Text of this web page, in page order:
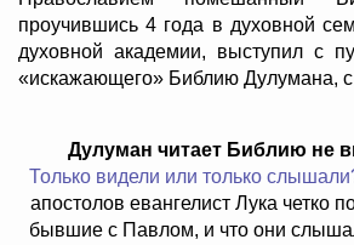
проучившись 4 года в духовной
духовной академии, выступил с
«искажающего» Библию Дулумана,
Дулуман читает Библию не
Только видели или только
апостолов евангелист Лука четко
бывшие с Павлом, и что они